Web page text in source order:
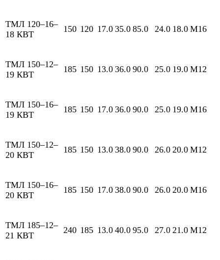
ТМЛ 120–16–
18 КВТ
150 120 17.0 35.0 85.0 24.0 18.0 М16
ТМЛ 150–12–
19 КВТ
185 150 13.0 36.0 90.0 25.0 19.0 М12
ТМЛ 150–16–
19 КВТ
185 150 17.0 36.0 90.0 25.0 19.0 М16
ТМЛ 150–12–
20 КВТ
185 150 13.0 38.0 90.0 26.0 20.0 М12
ТМЛ 150–16–
20 КВТ
185 150 17.0 38.0 90.0 26.0 20.0 М16
ТМЛ 185–12–
21 КВТ
240 185 13.0 40.0 95.0 27.0 21.0 М12